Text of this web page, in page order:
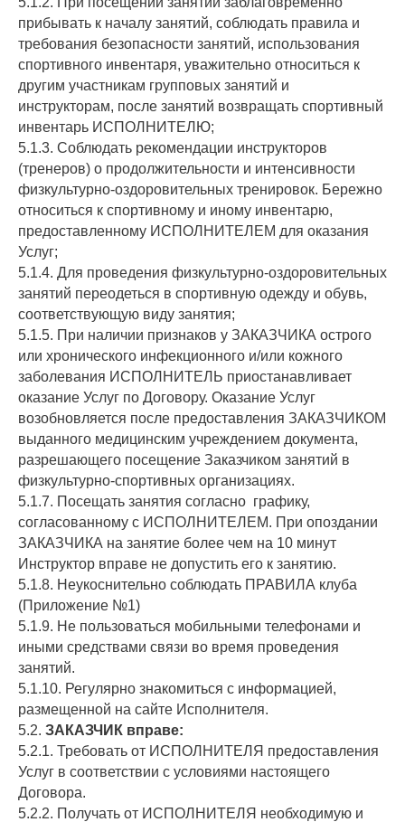
прибывать к началу занятий, соблюдать правила и
требования безопасности занятий, использования
спортивного инвентаря, уважительно относиться к
другим участникам групповых занятий и
инструкторам, после занятий возвращать спортивный
инвентарь ИСПОЛНИТЕЛЮ;
5.1.3. Соблюдать рекомендации инструкторов
(тренеров) о продолжительности и интенсивности
физкультурно-оздоровительных тренировок. Бережно
относиться к спортивному и иному инвентарю,
предоставленному ИСПОЛНИТЕЛЕМ для оказания
Услуг;
5.1.4. Для проведения физкультурно-оздоровительных
занятий переодеться в спортивную одежду и обувь,
соответствующую виду занятия;
5.1.5. При наличии признаков у ЗАКАЗЧИКА острого
или хронического инфекционного и/или кожного
заболевания ИСПОЛНИТЕЛЬ приостанавливает
оказание Услуг по Договору. Оказание Услуг
возобновляется после предоставления ЗАКАЗЧИКОМ
выданного медицинским учреждением документа,
разрешающего посещение Заказчиком занятий в
физкультурно-спортивных организациях.
5.1.7. Посещать занятия согласно графику,
согласованному с ИСПОЛНИТЕЛЕМ. При опоздании
ЗАКАЗЧИКА на занятие более чем на 10 минут
Инструктор вправе не допустить его к занятию.
5.1.8. Неукоснительно соблюдать ПРАВИЛА клуба
(Приложение №1)
5.1.9. Не пользоваться мобильными телефонами и
иными средствами связи во время проведения
занятий.
5.1.10. Регулярно знакомиться с информацией,
размещенной на сайте Исполнителя.
5.2. ЗАКАЗЧИК вправе:
5.2.1. Требовать от ИСПОЛНИТЕЛЯ предоставления
Услуг в соответствии с условиями настоящего
Договора.
5.2.2. Получать от ИСПОЛНИТЕЛЯ необходимую и